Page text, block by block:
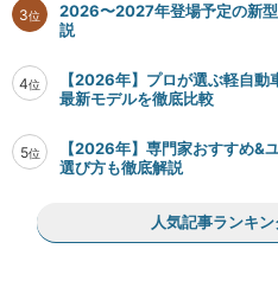
3位
2026〜2027年登場予定の新
説
4位
【2026年】プロが選ぶ軽自動
最新モデルを徹底比較
5位
【2026年】専門家おすすめ&
選び方も徹底解説
人気記事ランキ